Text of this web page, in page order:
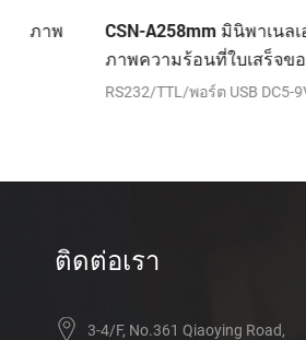
CSN-A258mm มินิพาเนลเอาไว้จับ
ภาพความร้อนที่ใบเสร็จของ
เครื่องพิมพ์
RS232/TTL/พอร์ต USB DC5-9V/12V
ติดต่อเรา
3-4/F, No.361 Qiaoying Road,